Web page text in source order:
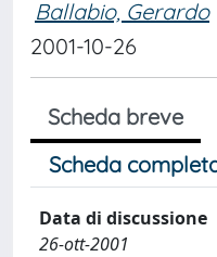
Ballabio, Gerardo
2001-10-26
Scheda breve
Scheda
Data di discussione
26-ott-2001